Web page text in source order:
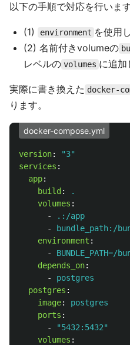
以下の手順で対応を行います
(1) environment を使用し
(2) 名前付きvolumeの
レベルの volumes に追加
実際に書き換えた docker-
ります。
docker-compose.yml
version: "3"
services :
app:
build :
.
volumes :
-
.:/app
-
bundle_path:/
environment :
-
BUNDLE_PATH=/
depends_on:
-
postgres
postgres :
image:
postgres
ports :
-
"5432:5432"
volumes :